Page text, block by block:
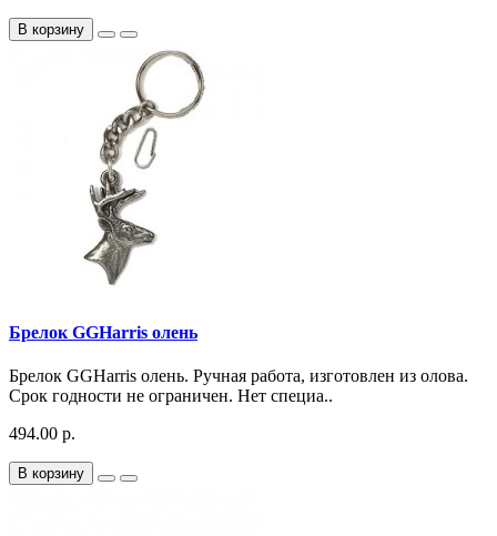
В корзину
Брелок GGHarris олень
Брелок GGHarris олень. Ручная работа, изготовлен из олова.
Срок годности не ограничен. Нет специа..
494.00 р.
В корзину